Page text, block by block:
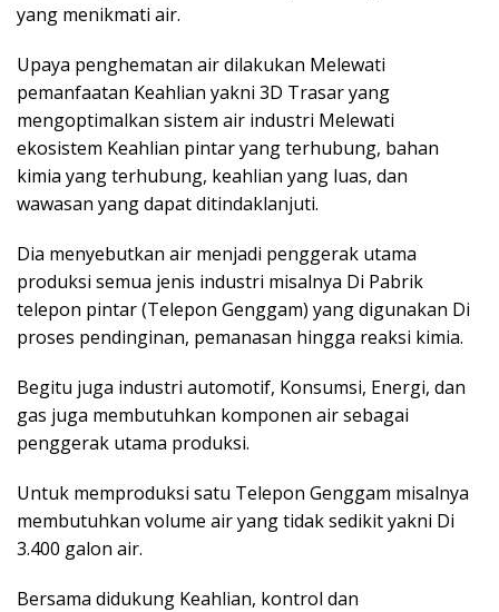
yang menikmati air.
Upaya penghematan air dilakukan Melewati
pemanfaatan Keahlian yakni 3D Trasar yang
mengoptimalkan sistem air industri Melewati
ekosistem Keahlian pintar yang terhubung, bahan
kimia yang terhubung, keahlian yang luas, dan
wawasan yang dapat ditindaklanjuti.
Dia menyebutkan air menjadi penggerak utama
produksi semua jenis industri misalnya Di Pabrik
telepon pintar (Telepon Genggam) yang digunakan Di
proses pendinginan, pemanasan hingga reaksi kimia.
Begitu juga industri automotif, Konsumsi, Energi, dan
gas juga membutuhkan komponen air sebagai
penggerak utama produksi.
Untuk memproduksi satu Telepon Genggam misalnya
membutuhkan volume air yang tidak sedikit yakni Di
3.400 galon air.
Bersama didukung Keahlian, kontrol dan